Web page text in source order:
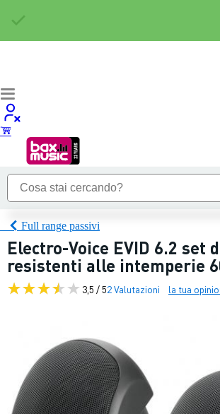
Full range passivi
Electro-Voice EVID 6.2 set
resistenti alle intemperie
3,5 / 52 Valutazioni la tua